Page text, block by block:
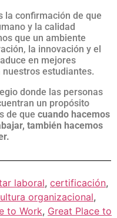
la confirmación de que
y la calidad
que un ambiente
la innovación y el
en mejores
estudiantes.
donde las personas
un propósito
de que cuando hacemos
también hacemos
laboral, certificación,
organizacional,
to Work, Great Place to